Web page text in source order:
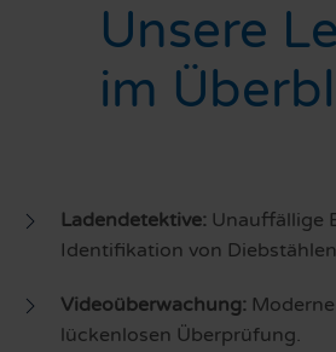
Unsere
im
Ladendetektive: Unauffällige
Identifikation von
Videoüberwachung:
lückenlosen Überprüfung.